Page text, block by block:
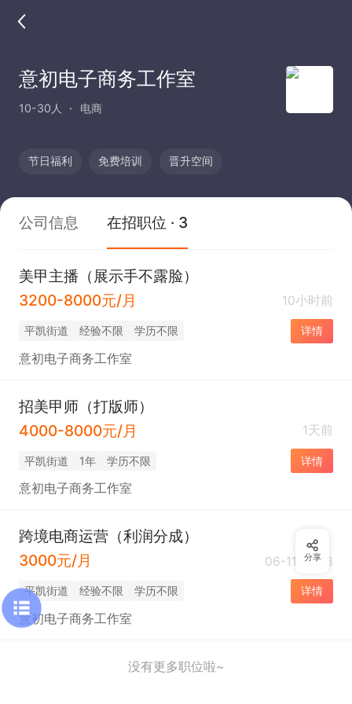
意初电子商务工作室
10-30人 电商
节日福利 免费培训 晋升空间
公司信息 在招职位 · 3
美甲主播（展示手不露脸）
3200-8000元/月
10小时前
平凯街道 经验不限 学历不限 详情
意初电子商务工作室
招美甲师（打版师）
4000-8000元/月
1天前
平凯街道 1年 学历不限 详情
意初电子商务工作室
跨境电商运营（利润分成）
3000元/月
06-11 02:23
平凯街道 经验不限 学历不限 详情
意初电子商务工作室
没有更多职位啦~
分享